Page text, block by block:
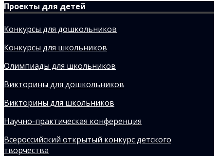
Проекты для детей
Конкурсы для дошкольников
Конкурсы для школьников
Олимпиады для школьников
Викторины для дошкольников
Викторины для школьников
Научно-практическая конференция
Всероссийский открытый конкурс детского
творчества